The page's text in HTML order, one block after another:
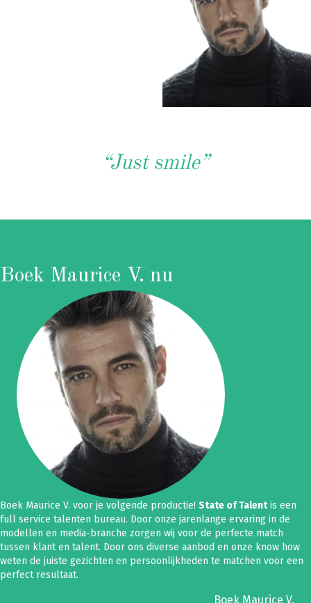
“Just smile”
Boek Maurice V. nu
Boek Maurice V. voor je volgende productie! State of Talentis een
full service talenten bureau. Door onze jarenlange ervaring in de
modellen en media-branche zorgen wij voor de perfecte match
tussen klant en talent. Door ons diverse aanbod en onze know how
weten de juiste gezichten en persoonlijkheden te matchen voor een
perfect resultaat.
Boek Maurice V.